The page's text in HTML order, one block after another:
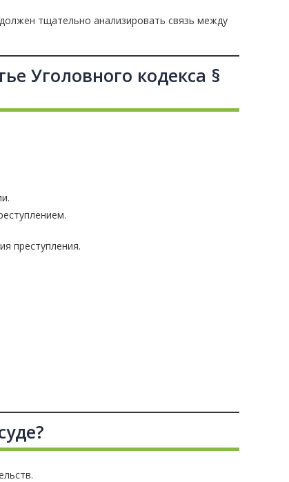
тщательно анализировать связь между
Уголовного кодекса §
преступления.